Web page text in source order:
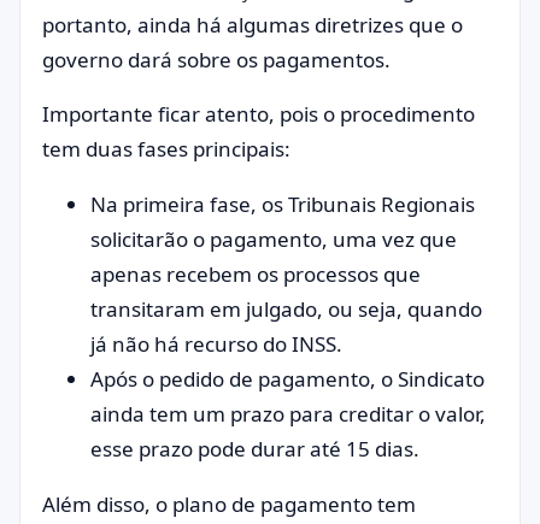
portanto, ainda há algumas diretrizes que o
governo dará sobre os pagamentos.
Importante ficar atento, pois o procedimento
tem duas fases principais:
Na primeira fase, os Tribunais Regionais
solicitarão o pagamento, uma vez que
apenas recebem os processos que
transitaram em julgado, ou seja, quando
já não há recurso do INSS.
Após o pedido de pagamento, o Sindicato
ainda tem um prazo para creditar o valor,
esse prazo pode durar até 15 dias.
Além disso, o plano de pagamento tem